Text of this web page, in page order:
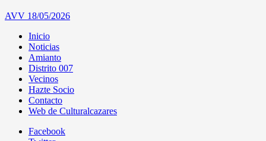
AVV 18/05/2026
Inicio
Noticias
Amianto
Distrito 007
Vecinos
Hazte Socio
Contacto
Web de Culturalcazares
Facebook